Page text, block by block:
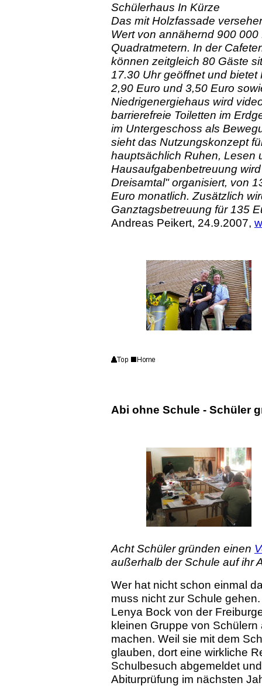
Schülerhaus In Kürze
Das mit Holzfassade
Wert von annähernd 900
Quadratmetern. In der
können zeitgleich 80 Gäste
17.30 Uhr geöffnet und
2,90 Euro und 3,50 Euro
Niedrigenergiehaus wird
barrierefreie Toiletten im
im Untergeschoss als
sieht das Nutzungskonzept
hauptsächlich Ruhen, Lesen
Hausaufgabenbetreuung
Dreisamtal" organisiert, von
Euro monatlich. Zusätzlich
Ganztagsbetreuung für 135
Andreas Peikert, 24.9.2007,
Abi ohne Schule - Schüler
Acht Schüler gründen einen
außerhalb der Schule auf ihr
Wer hat nicht schon einmal
muss nicht zur Schule
Lenya Bock von der
kleinen Gruppe von
machen. Weil sie mit dem
glauben, dort eine wirkliche
Schulbesuch abgemeldet
Abiturprüfung im nächsten